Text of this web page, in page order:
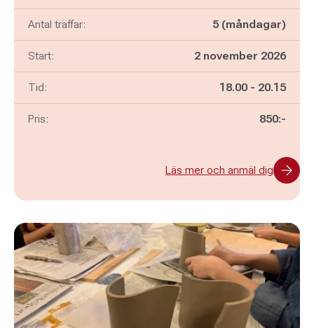
Antal träffar: 5 (måndagar)
Start: 2 november 2026
Tid: Pågår mellan
18.00 - och
20.15
Pris: 850:-
Läs mer och anmäl dig